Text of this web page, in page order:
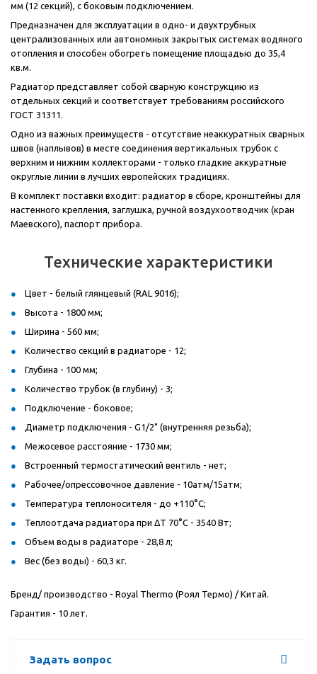
мм (12 секций), с боковым подключением.
Предназначен для эксплуатации в одно- и двухтрубных
централизованных или автономных закрытых системах водяного
отопления и способен обогреть помещение площадью до 35,4
кв.м.
Радиатор представляет собой сварную конструкцию из
отдельных секций и соответствует требованиям российского
ГОСТ 31311.
Одно из важных преимуществ - отсутствие неаккуратных сварных
швов (наплывов) в месте соединения вертикальных трубок с
верхним и нижним коллекторами - только гладкие аккуратные
округлые линии в лучших европейских традициях.
В комплект поставки входит: радиатор в сборе, кронштейны для
настенного крепления, заглушка, ручной воздухоотводчик (кран
Маевского), паспорт прибора.
Технические характеристики
Цвет - белый глянцевый (RAL 9016);
Высота - 1800 мм;
Ширина - 560 мм;
Количество секций в радиаторе - 12;
Глубина - 100 мм;
Количество трубок (в глубину) - 3;
Подключение - боковое;
Диаметр подключения - G1/2" (внутренняя резьба);
Межосевое расстояние - 1730 мм;
Встроенный термостатический вентиль - нет;
Рабочее/опрессовочное давление - 10атм/15атм;
Температура теплоносителя - до +110°C;
Теплоотдача радиатора при ΔT 70°C - 3540 Вт;
Объем воды в радиаторе - 28,8 л;
Вес (без воды) - 60,3 кг.
Бренд/ производство - Royal Thermo (Роял Термо) / Китай.
Гарантия - 10 лет.
Задать вопрос